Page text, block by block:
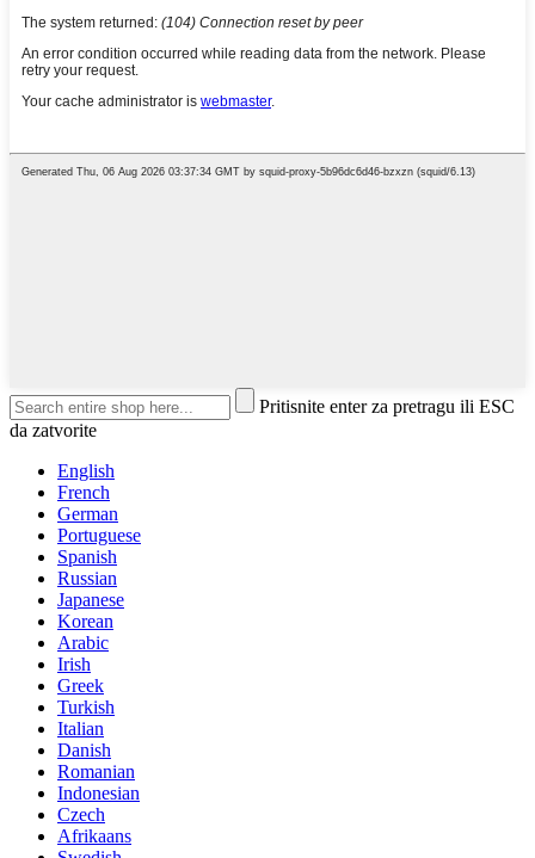
Pritisnite enter za pretragu ili ESC
da zatvorite
English
French
German
Portuguese
Spanish
Russian
Japanese
Korean
Arabic
Irish
Greek
Turkish
Italian
Danish
Romanian
Indonesian
Czech
Afrikaans